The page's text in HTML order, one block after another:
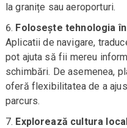
la granițe sau aeroporturi.
Folosește tehnologia
Aplicatii de navigare,
pot ajuta să fii mereu
schimbări. De asemenea,
oferă flexibilitatea de a
parcurs.
Explorează cultura